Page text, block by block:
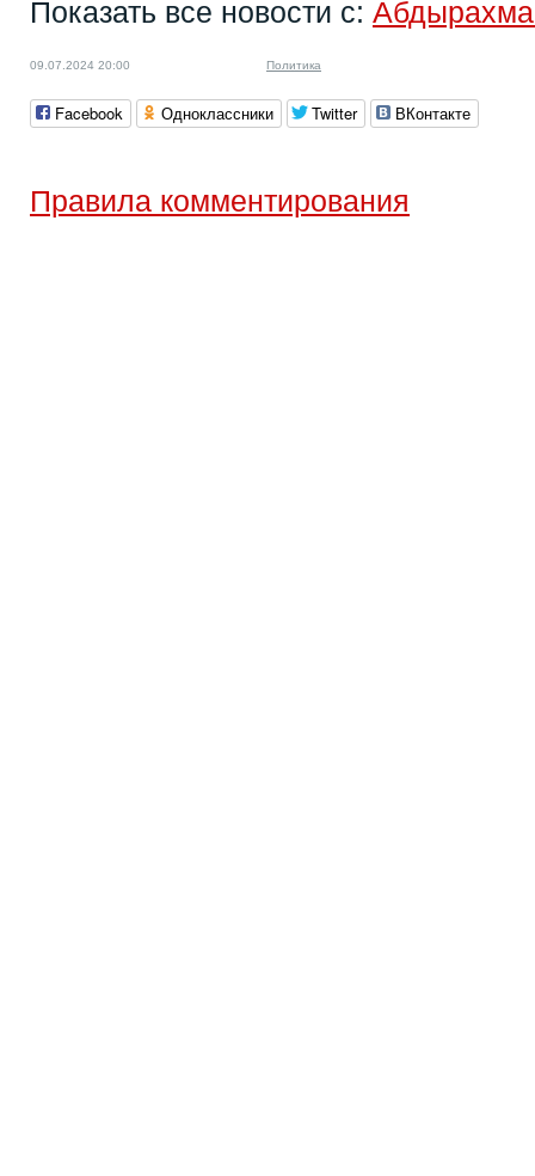
Показать все новости с:
09.07.2024 20:00 Политика
Facebook Одноклассники Twitter ВКонтакте
Правила комментирования